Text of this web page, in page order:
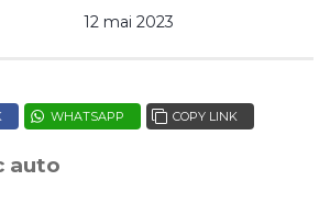
12 mai 2023
WHATSAPP COPY LINK
auto